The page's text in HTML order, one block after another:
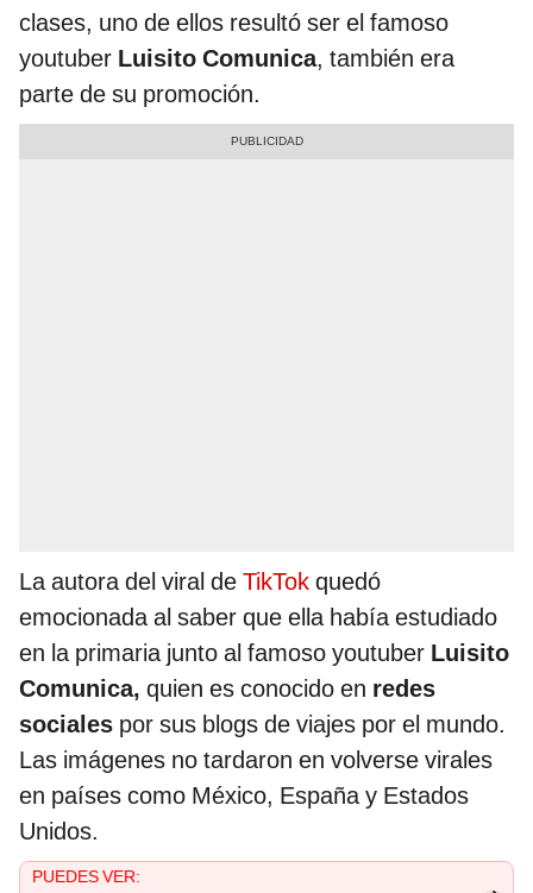
clases, uno de ellos resultó ser el famoso
youtuber Luisito Comunica, también era
parte de su promoción.
La autora del viral de TikTok quedó
emocionada al saber que ella había estudiado
en la primaria junto al famoso youtuber Luisito
Comunica, quien es conocido en redes
sociales por sus blogs de viajes por el mundo.
Las imágenes no tardaron en volverse virales
en países como México, España y Estados
Unidos.
PUEDES VER: